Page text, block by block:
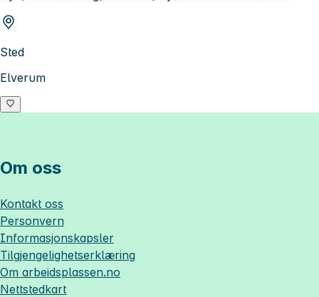
Sted
Elverum
Om oss
Kontakt oss
Personvern
Informasjonskapsler
Tilgjengelighetserklæring
Om arbeidsplassen.no
Nettstedkart